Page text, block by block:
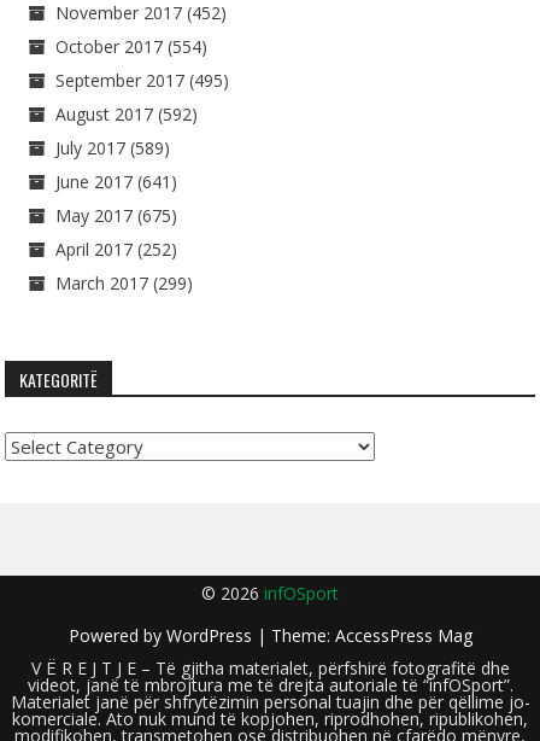
November 2017 (452)
October 2017 (554)
September 2017 (495)
August 2017 (592)
July 2017 (589)
June 2017 (641)
May 2017 (675)
April 2017 (252)
March 2017 (299)
KATEGORITË
Kategoritë
© 2026 infOSport
Powered by WordPress | Theme: AccessPress Mag
V Ë R E J T J E – Të gjitha materialet, përfshirë fotografitë dhe
videot, janë të mbrojtura me të drejta autoriale të “infOSport”.
Materialet janë për shfrytëzimin personal tuajin dhe për qëllime jo-
komerciale. Ato nuk mund të kopjohen, riprodhohen, ripublikohen,
modifikohen, transmetohen ose distribuohen në çfarëdo mënyre,